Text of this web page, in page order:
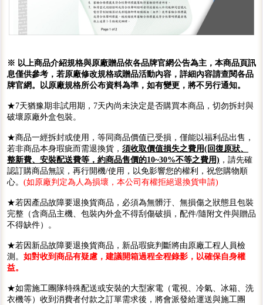
※ 以上商品介紹規格與原廠贈品依各品牌官網公告為主，本商品頁訊
息僅供參考，若原廠修改規格或贈品活動內容，詳細內容請查閱各品
牌官網。以原廠規格所公布資料為準，如有變更，將不另行通知。
★7天猶豫期非試用期，7天內尚未決定是否購買本商品，切勿拆封與
破壞原廠外盒包裝。
★商品一經拆封或使用，等同商品價值已受損，僅能以福利品出售，
若非商品本身瑕疵而需退換貨， 須收取價值損失之費用(回復原狀、
整新費、安裝配送費等，約商品售價的10~30%不等之費用) ，請先確
認訂購商品無誤，再行開機/使用，以免影響您的權利，祝您購物順
心。 (如原廠判定為人為損壞，本公司有權拒絕退換貨申請)
★若因產品故障要退換貨商品，必須為無髒汙、無損傷之狀態且包裝
完整（含商品主機、包裝內外盒不得刮傷破損，配件/隨附文件與贈品
不得缺件）。
★若因新品故障要退換貨商品，新品瑕疵判斷將由原廠工程人員檢
測。 如對收到商品有疑慮，建議開箱過程全程錄影，以確保自身權
益。
★如需施工團隊特殊配送或安裝的大型家電（電視、冷氣、冰箱、洗
衣機等）收到消費者付款之訂單需求後，將會派發給運送與施工團